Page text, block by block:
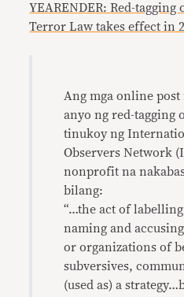
YEARENDER: Red-
Terror Law takes effect in
Ang mga online post
anyo ng red-tagging
tinukoy ng
Observers Network
nonprofit na
bilang:
“…the act of
naming and
or organizations of
subversives,
(used as) a